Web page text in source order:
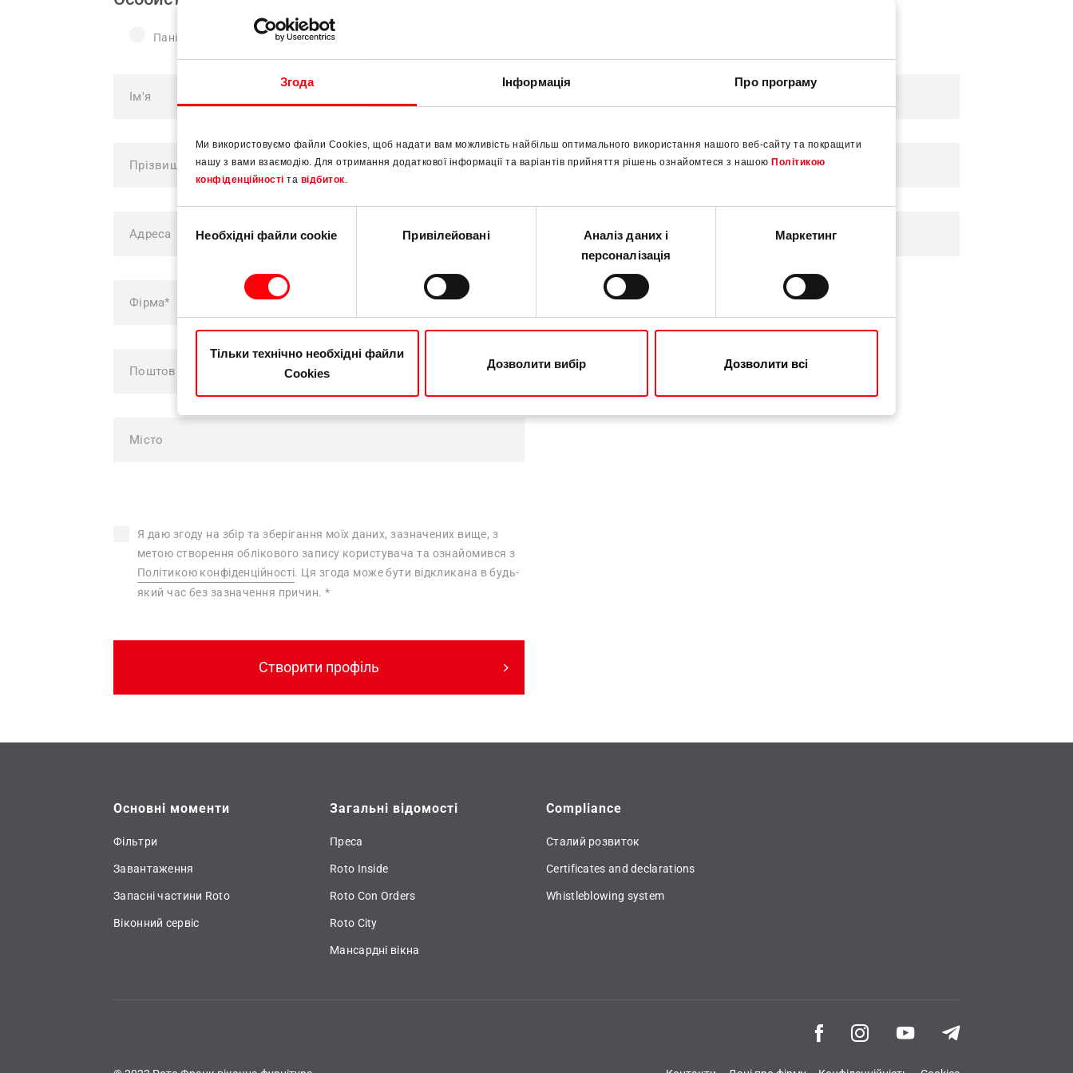
Згода Інформація Про програму
Ми використовуємо файли Cookies, щоб надати вам можливість найбільш оптимального використання нашого веб-сайту та покращити
нашу з вами взаємодію. Для отримання додаткової інформації та варіантів прийняття рішень ознайомтеся з нашою Політикою
конфіденційності та відбиток
згодиНеобхідні файли cookie Привілейовані
Аналіз даних і
персоналізація
Маркетинг
Тільки технічно необхідні файли
Cookies
Дозволити вибір Дозволити всі
Пані Пан
Я даю згоду на збір та зберігання моїх даних, зазначених вище, з
метою створення облікового запису користувача та ознайомився з
Політикою конфіденційності. Ця згода може бути відкликана в будь-
який час без зазначення причин.*
Основні моменти
Фільтри
Завантаження
Запасні частини Roto
Віконний сервіс
Загальні відомості
Преса
Roto Inside
Roto Con Orders
Roto City
Мансардні вікна
Compliance
Сталий розвиток
Certificates and declarations
Whistleblowing system